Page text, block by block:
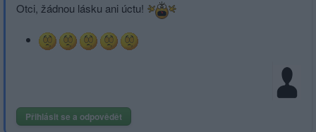
Otci, žádnou lásku ani úctu!
Přihlásit se a odpovědět